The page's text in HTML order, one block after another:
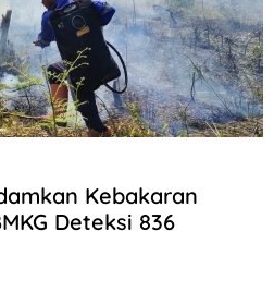
Kebakaran
Deteksi 836